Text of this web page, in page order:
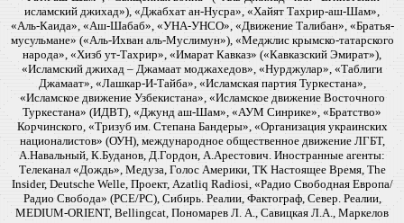
исламский джихад»), «Джабхат ан-Нусра», «Хайят Тахрир-аш-Шам»,
«Аль-Каида», «Аш-Шабаб», «УНА-УНСО», «Движение Талибан», «Братья-
мусульмане» («Аль-Ихван аль-Муслимун»), «Меджлис крымско-татарского
народа», «Хизб ут-Тахрир», «Имарат Кавказ» («Кавказский Эмират»),
«Исламский джихад – Джамаат моджахедов», «Нурджулар», «Таблиги
Джамаат», «Лашкар-И-Тайба», «Исламская партия Туркестана»,
«Исламское движение Узбекистана», «Исламское движение Восточного
Туркестана» (ИДВТ), «Джунд аш-Шам», «АУМ Синрике», «Братство»
Корчинского, «Тризуб им. Степана Бандеры», «Организация украинских
националистов» (ОУН), международное общественное движение ЛГБТ,
А.Навальный, К.Буданов, Д.Гордон, А.Арестович. Иностранные агенты:
Телеканал «Дождь», Медуза, Голос Америки, ТК Настоящее Время, The
Insider, Deutsche Welle, Проект, Azatliq Radiosi, «Радио Свободная Европа/
Радио Свобода» (PCE/PC), Сибирь. Реалии, Фактограф, Север. Реалии,
MEDIUM-ORIENT, Bellingcat, Пономарев Л. А., Савицкая Л.А., Маркелов